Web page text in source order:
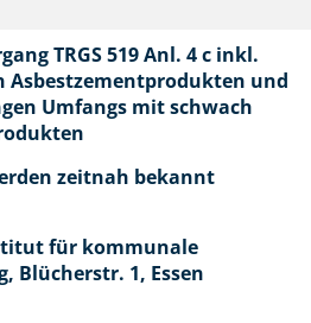
TRGS 519 Anl. 4 c inkl.
Asbestzementprodukten und
Umfangs mit schwach
zeitnah bekannt
für kommunale
Blücherstr. 1, Essen